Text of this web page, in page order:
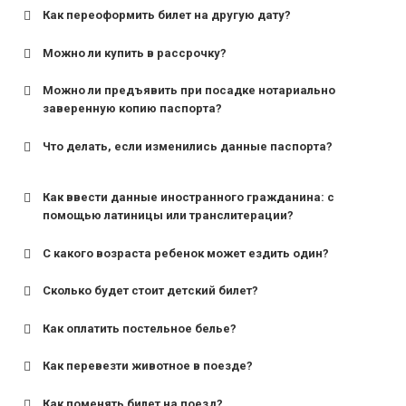
Как переоформить билет на другую дату?
Можно ли купить в рассрочку?
Можно ли предъявить при посадке нотариально
заверенную копию паспорта?
Что делать, если изменились данные паспорта?
Как ввести данные иностранного гражданина: с
помощью латиницы или транслитерации?
С какого возраста ребенок может ездить один?
для поездов дальнего следования — от 10 лет и
для пригородных поездов — от 7 лет.
Сколько будет стоит детский билет?
Как оплатить постельное белье?
Как перевезти животное в поезде?